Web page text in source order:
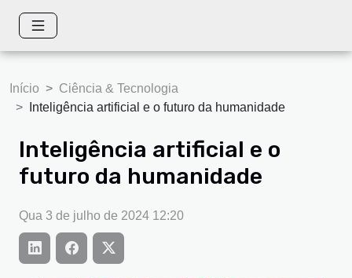
Início
Ciência & Tecnologia
Inteligência artificial e o futuro da humanidade
Inteligência artificial e o
futuro da humanidade
Qua 3 de julho de 2024 12:20